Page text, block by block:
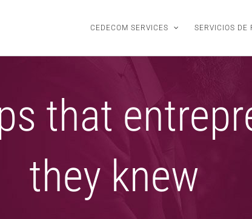
CEDECOM SERVICES SERVICIOS DE
that
they knew